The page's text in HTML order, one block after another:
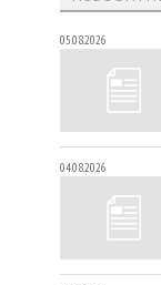
05.08.2026
04.08.2026